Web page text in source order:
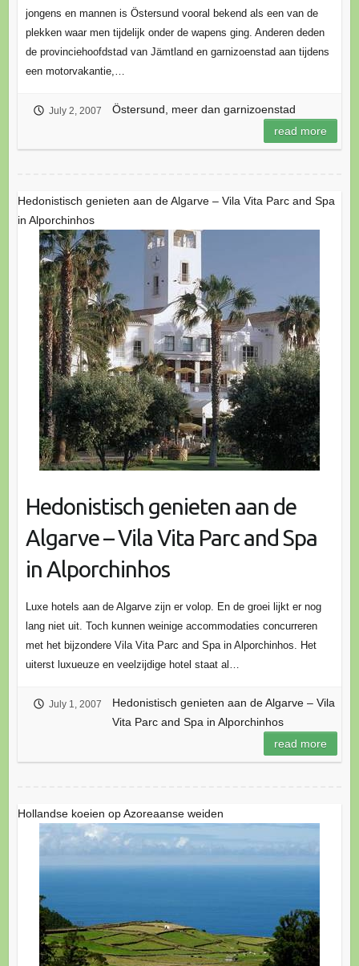
jongens en mannen is Östersund vooral bekend als een van de
plekken waar men tijdelijk onder de wapens ging. Anderen deden
de provinciehoofdstad van Jämtland en garnizoenstad aan tijdens
een motorvakantie,…
July 2, 2007
Östersund, meer dan garnizoenstad
read more
Hedonistisch genieten aan de Algarve – Vila Vita Parc and Spa
in Alporchinhos
Hedonistisch genieten aan de
Algarve – Vila Vita Parc and Spa
in Alporchinhos
Luxe hotels aan de Algarve zijn er volop. En de groei lijkt er nog
lang niet uit. Toch kunnen weinige accommodaties concurreren
met het bijzondere Vila Vita Parc and Spa in Alporchinhos. Het
uiterst luxueuze en veelzijdige hotel staat al…
July 1, 2007
Hedonistisch genieten aan de Algarve – Vila
Vita Parc and Spa in Alporchinhos
read more
Hollandse koeien op Azoreaanse weiden